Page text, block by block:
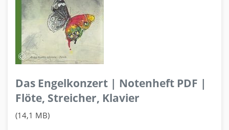
Das Engelkonzert | Notenheft PDF |
Flöte, Streicher, Klavier
(14,1 MB)